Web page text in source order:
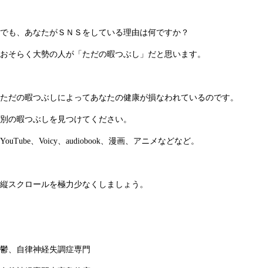
でも、あなたがＳＮＳをしている理由は何ですか？
おそらく大勢の人が「ただの暇つぶし」だと思います。
ただの暇つぶしによってあなたの健康が損なわれているのです。
別の暇つぶしを見つけてください。
YouTube、Voicy、audiobook、漫画、アニメなどなど。
縦スクロールを極力少なくしましょう。
鬱、自律神経失調症専門